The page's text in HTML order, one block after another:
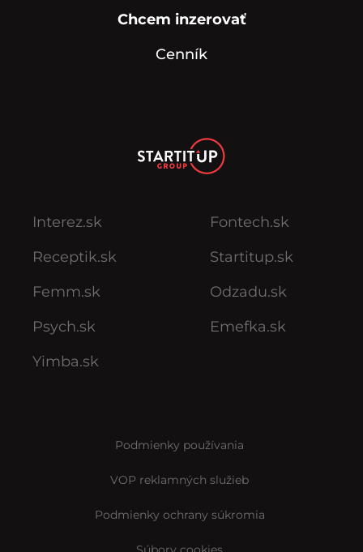
Chcem inzerovať
Cenník
Interez.sk
Receptik.sk
Femm.sk
Psych.sk
Yimba.sk
Fontech.sk
Startitup.sk
Odzadu.sk
Emefka.sk
Podmienky používania
VOP reklamných služieb
Podmienky ochrany súkromia